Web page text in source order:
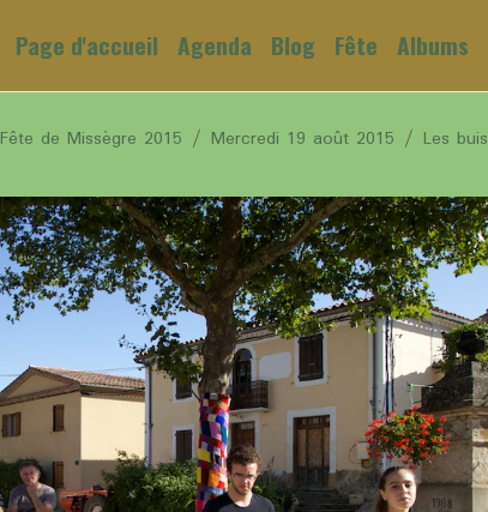
Page d'accueil Agenda Blog Fête Albums
Fête de Missègre 2015 Mercredi 19 août 2015
Les buis